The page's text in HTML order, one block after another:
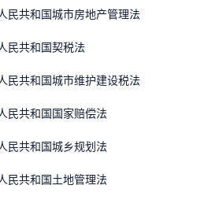
人民共和国城市房地产管理法
人民共和国契税法
人民共和国城市维护建设税法
人民共和国国家赔偿法
人民共和国城乡规划法
人民共和国土地管理法